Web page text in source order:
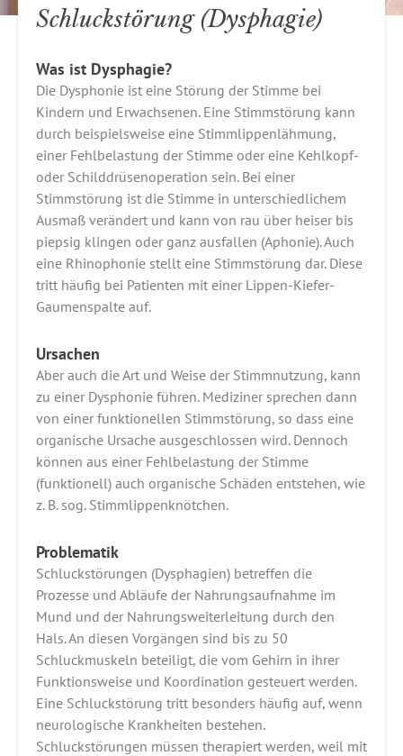
Schluckstörung (Dysphagie)
Was ist Dysphagie?
Die Dysphonie ist eine Störung der Stimme bei
Kindern und Erwachsenen. Eine Stimmstörung kann
durch beispielsweise eine Stimmlippenlähmung,
einer Fehlbelastung der Stimme oder eine Kehlkopf-
oder Schilddrüsenoperation sein. Bei einer
Stimmstörung ist die Stimme in unterschiedlichem
Ausmaß verändert und kann von rau über heiser bis
piepsig klingen oder ganz ausfallen (Aphonie). Auch
eine Rhinophonie stellt eine Stimmstörung dar. Diese
tritt häufig bei Patienten mit einer Lippen-Kiefer-
Gaumenspalte auf.
Ursachen
Aber auch die Art und Weise der Stimmnutzung, kann
zu einer Dysphonie führen. Mediziner sprechen dann
von einer funktionellen Stimmstörung, so dass eine
organische Ursache ausgeschlossen wird. Dennoch
können aus einer Fehlbelastung der Stimme
(funktionell) auch organische Schäden entstehen, wie
z. B. sog. Stimmlippenknötchen.
Problematik
Schluckstörungen (Dysphagien) betreffen die
Prozesse und Abläufe der Nahrungsaufnahme im
Mund und der Nahrungsweiterleitung durch den
Hals. An diesen Vorgängen sind bis zu 50
Schluckmuskeln beteiligt, die vom Gehirn in ihrer
Funktionsweise und Koordination gesteuert werden.
Eine Schluckstörung tritt besonders häufig auf, wenn
neurologische Krankheiten bestehen.
Schluckstörungen müssen therapiert werden, weil mit